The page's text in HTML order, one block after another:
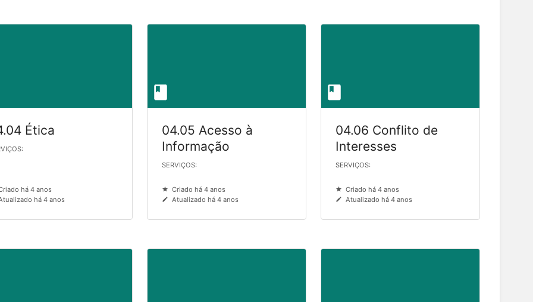
Ética
há 4 anos
há 4 anos
04.05 Acesso à
Informação
SERVIÇOS:
Criado há 4 anos
Atualizado há 4 anos
04.06 Conflito de
Interesses
SERVIÇOS:
Criado há 4 anos
Atualizado há 4 anos